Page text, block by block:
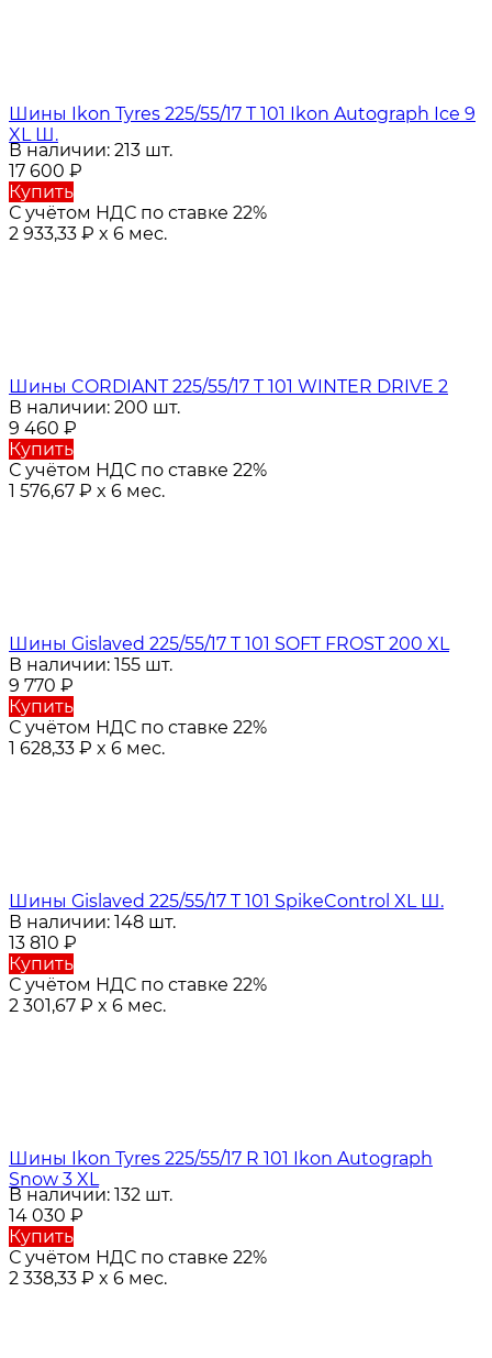
Шины Ikon Tyres 225/55/17 T 101 Ikon Autograph Ice 9
XL Ш.
В наличии: 213 шт.
17 600 ₽
Купить
С учётом НДС по ставке 22%
2 933,33 ₽ x 6 мес.
Шины CORDIANT 225/55/17 T 101 WINTER DRIVE 2
В наличии: 200 шт.
9 460 ₽
Купить
С учётом НДС по ставке 22%
1 576,67 ₽ x 6 мес.
Шины Gislaved 225/55/17 T 101 SOFT FROST 200 XL
В наличии: 155 шт.
9 770 ₽
Купить
С учётом НДС по ставке 22%
1 628,33 ₽ x 6 мес.
Шины Gislaved 225/55/17 T 101 SpikeControl XL Ш.
В наличии: 148 шт.
13 810 ₽
Купить
С учётом НДС по ставке 22%
2 301,67 ₽ x 6 мес.
Шины Ikon Tyres 225/55/17 R 101 Ikon Autograph
Snow 3 XL
В наличии: 132 шт.
14 030 ₽
Купить
С учётом НДС по ставке 22%
2 338,33 ₽ x 6 мес.